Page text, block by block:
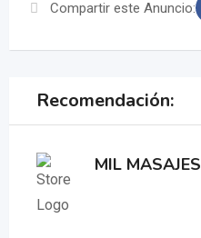
Compartir este Anuncio:
Recomendación:
MIL MASAJES